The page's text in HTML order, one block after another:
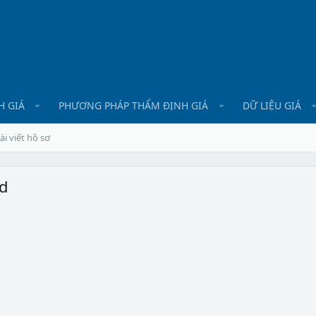
GIÁ PHƯƠNG PHÁP THẨM ĐỊNH GIÁ DỮ LIỆU GIÁ
viết hồ sơ